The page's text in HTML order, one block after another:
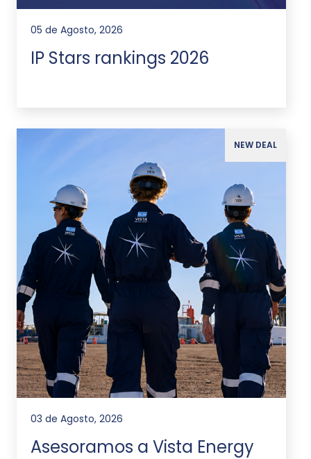
05 de Agosto, 2026
IP Stars rankings 2026
NEW DEAL
03 de Agosto, 2026
Asesoramos a Vista Energy